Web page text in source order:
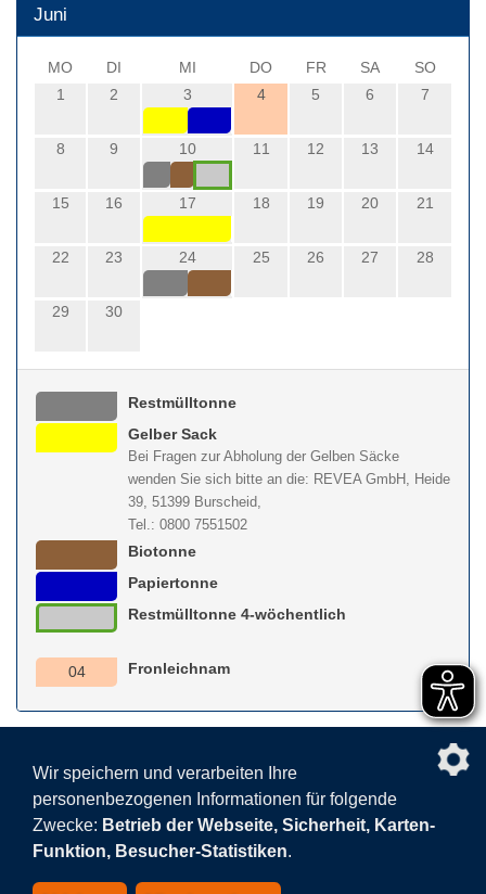
Juni
MO DI MI DO FR SA
SO
1
2 3 4 5 6 7
8 9 10 11 12 13 14
15 16 17 18 19 20 21
22 23 24 25 26 27 28
29 30
Restmülltonne
Gelber Sack
Bei Fragen zur Abholung der Gelben Säcke
wenden Sie sich bitte an die: REVEA GmbH, Heide
39, 51399 Burscheid,
Tel.: 0800 7551502
Biotonne
Papiertonne
Restmülltonne 4-wöchentlich
04 Fronleichnam
nach
Impressum
Wir speichern und verarbeiten Ihre
personenbezogenen Informationen für folgende
Zwecke: Betrieb der Webseite, Sicherheit, Karten-
Funktion, Besucher-Statistiken.